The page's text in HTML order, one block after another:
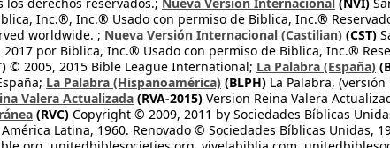
Inc.®, Inc.® Usado con permiso de Biblica, Inc.®
worldwide. ; Nueva Versión Internacional (Castilian) (CST)
2017 por Biblica, Inc.® Usado con permiso de Biblica, Inc.®
© 2005, 2015 Bible League International; La Palabra (España)
La Palabra (Hispanoamérica) (BLPH) La Palabra,
Valera Actualizada (RVA-2015) Version Reina Valera
(RVC) Copyright © 2009, 2011 by Sociedades Bíblicas
Latina, 1960. Renovado © Sociedades Bíblicas Unidas,